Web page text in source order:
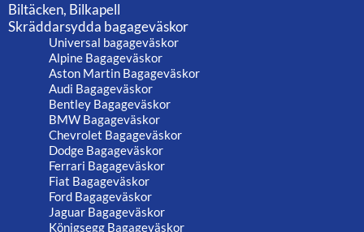
Biltäcken, Bilkapell
Skräddarsydda bagageväskor
Universal bagageväskor
Alpine Bagageväskor
Aston Martin Bagageväskor
Audi Bagageväskor
Bentley Bagageväskor
BMW Bagageväskor
Chevrolet Bagageväskor
Dodge Bagageväskor
Ferrari Bagageväskor
Fiat Bagageväskor
Ford Bagageväskor
Jaguar Bagageväskor
Königsegg Bagageväskor